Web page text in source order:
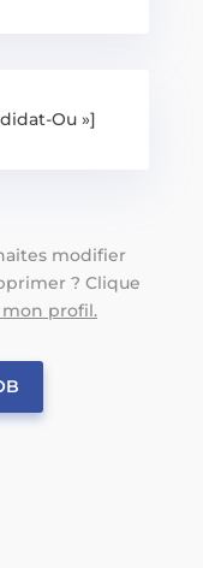
Ou »]
modifier
? Clique
profil.